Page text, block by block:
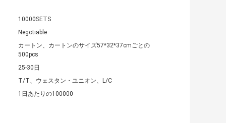
10000SETS
Negotiable
カートン、カートンのサイズ57*32*37cmごとの
500pcs
25-30日
T/T、ウェスタン・ユニオン、L/C
1日あたりの100000